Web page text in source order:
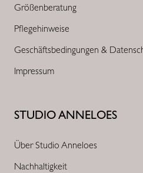
STUDIO ANNELOES
Über Studio Anneloes
Nachhaltigkeit
Größenberatung
Pflegehinweise
Geschäftsbedingungen &
Impressum